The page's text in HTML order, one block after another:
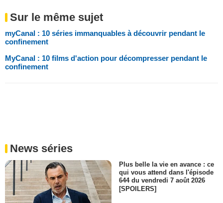
Sur le même sujet
myCanal : 10 séries immanquables à découvrir pendant le
confinement
MyCanal : 10 films d'action pour décompresser pendant le
confinement
News séries
Plus belle la vie en avance : ce
qui vous attend dans l'épisode
644 du vendredi 7 août 2026
[SPOILERS]